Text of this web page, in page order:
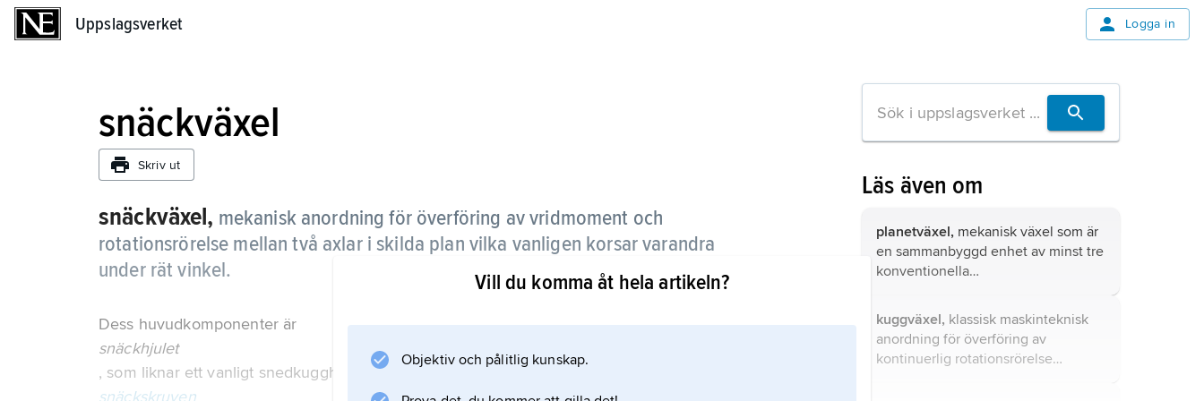
Uppslagsverket Logga in
snäckväxel
Skriv ut
snäckväxel, mekanisk anordning för överföring av vridmoment och
rotationsrörelse mellan två axlar i skilda plan vilka vanligen korsar varandra
under rät vinkel.
Dess huvudkomponenter är
snäckhjulet
, som liknar ett vanligt snedkugghjul, och
snäckskruven
Vill du komma åt hela artikeln?
Objektiv och pålitlig kunskap.
Läs även om
planetväxel, mekanisk växel som är
en sammanbyggd enhet av minst tre
konventionella
kugghjul.
kuggväxel, klassisk maskinteknisk
an­ordning för överföring av
kontinuerlig rotationsrörelse